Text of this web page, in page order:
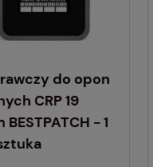
do opon
CRP 19
BESTPATCH - 1